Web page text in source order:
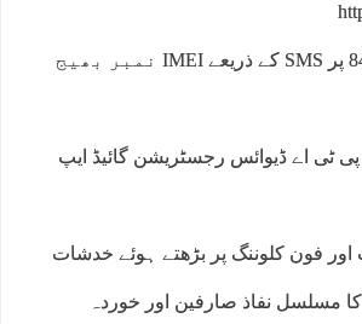
اس کے بعد، آپ 8484 پر SMS کے ذریعے IMEI نمبر بھیج
پی ٹی اے ڈیوائس رجسٹریشن گائیڈ ایپ
اور فون کلوننگ پر بڑھتے ہوئے خدشات
مسلسل نفاذ صارفین اور خوردہ